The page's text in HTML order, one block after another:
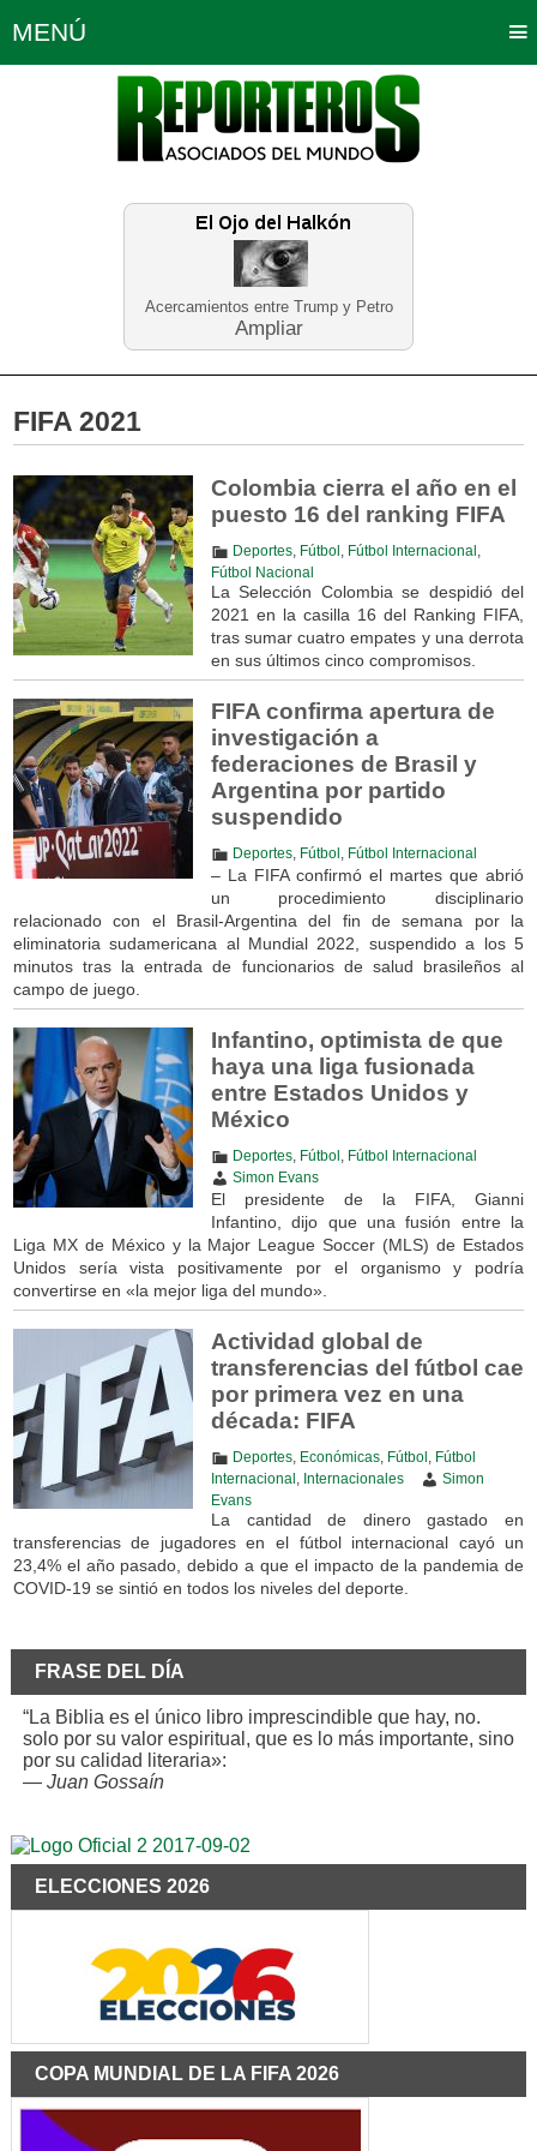
Acercamientos entre Trump y Petro
Ampliar
MENÚ
Política Opinión Bogotá
Planeta Tierra Deportes
Educación Neira
FIFA 2021
Colombia cierra el año en el
puesto 16 del ranking FIFA
Deportes, Fútbol Fútbol Internacional
Fútbol Nacional
La Selección Colombia se despidió del
2021 en la casilla 16 del Ranking FIFA,
tras sumar cuatro empates y una derrota
en sus últimos cinco compromisos.
FIFA confirma apertura de
investigación a
federaciones de Brasil y
Argentina por partido
suspendido
Deportes, Fútbol Fútbol Internacional
– La FIFA confirmó el martes que abrió
un procedimiento disciplinario
relacionado con el Brasil-Argentina del fin de semana por la
eliminatoria sudamericana al Mundial 2022, suspendido a los 5
minutos tras la entrada de funcionarios de salud brasileños al
campo de juego.
Infantino, optimista de que
haya una liga fusionada
entre Estados Unidos y
México
Deportes, Fútbol
Fútbol Internacional
Simon Evans
El presidente de la FIFA, Gianni
Infantino, dijo que una fusión entre la
Liga MX de México y la Major League Soccer (MLS) de Estados
Unidos sería vista positivamente por el organismo y podría
convertirse en «la mejor liga del mundo».
Actividad global de
transferencias del fútbol cae
por primera vez en una
década: FIFA
Deportes, Económicas, Fútbol
Fútbol
Internacional
Internacionales
Simon
Evans
La cantidad de dinero gastado en
transferencias de jugadores en el fútbol internacional cayó un
23,4% el año pasado, debido a que el impacto de la pandemia de
COVID-19 se sintió en todos los niveles del deporte.
FRASE DEL DÍA
“La Biblia es el único libro imprescindible que hay, no.
solo por su valor espiritual, que es lo más importante, sino
por su calidad literaria»:
— Juan Gossaín
ELECCIONES 2026
COPA MUNDIAL DE LA FIFA 2026